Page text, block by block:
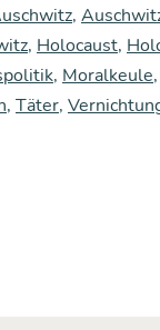
,
, Holocaust,
, Moralkeule,
, Täter,